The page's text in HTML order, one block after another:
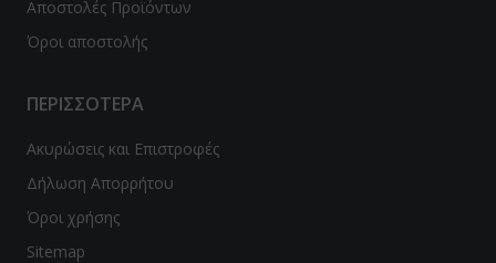
Αποστολές Προϊόντων
Όροι αποστολής
ΠΕΡΙΣΣΟΤΕΡΑ
Ακυρώσεις και Επιστροφές
Δήλωση Απορρήτου
Όροι χρήσης
Sitemap